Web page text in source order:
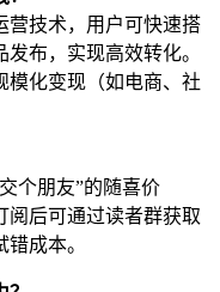
营技术，用户可快速搭
布，实现高效转化。
模化变现（如电商、社
个朋友”的随喜价
阅后可通过读者群获取
成本。